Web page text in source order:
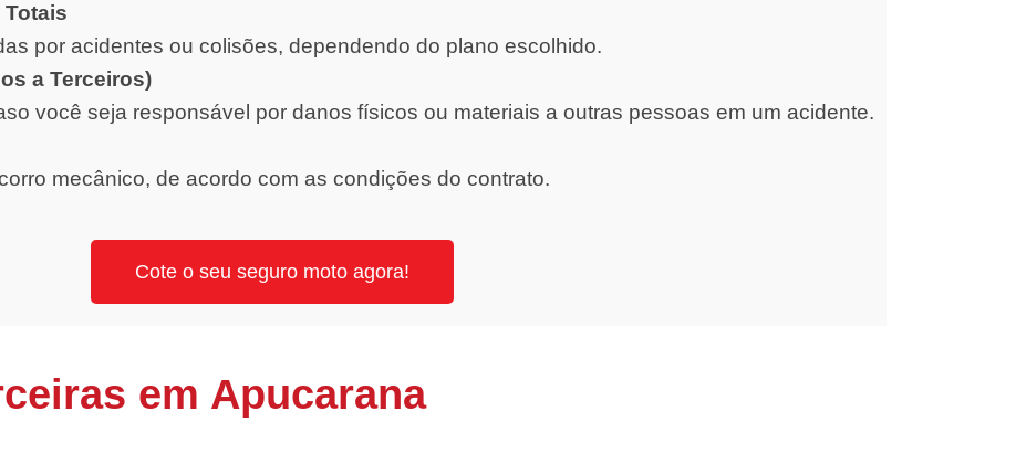
por acidentes ou colisões, dependendo do plano escolhido.
a Terceiros)
você seja responsável por danos físicos ou materiais a outras pessoas em um acidente.
mecânico, de acordo com as condições do contrato.
Cote o seu seguro moto agora!
em Apucarana